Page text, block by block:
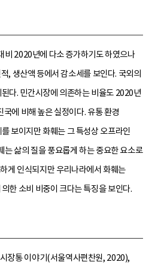
비 2020년에 다소 증가하기도 하였으나
, 생산액 등에서 감소세를 보인다. 국외의
다. 민간시장에 의존하는 비율도 2020년
에 비해 높은 실정이다. 유통 환경
보이지만 화훼는 그 특성상 오프라인
는 삶의 질을 풍요롭게 하는 중요한 요소로
게 인식되지만 우리나라에서 화훼는
한 소비 비중이 크다는 특징을 보인다.
장통 이야기(서울역사편찬원, 2020),